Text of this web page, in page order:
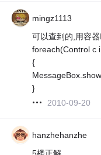
mingz1113
可以查到的,用容
foreach(Control c
{
}
2010-09-20
hanzhehanzhe
5楼正解